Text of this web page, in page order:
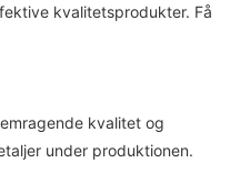
kvalitetsprodukter. Få
kvalitet og
under produktionen.